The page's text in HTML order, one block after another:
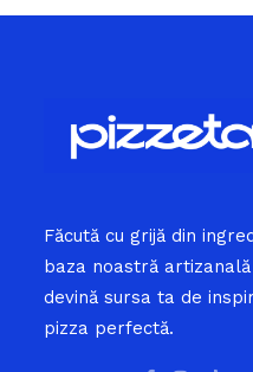
Făcută cu grijă din
baza noastră
devină sursa ta de
pizza perfectă.